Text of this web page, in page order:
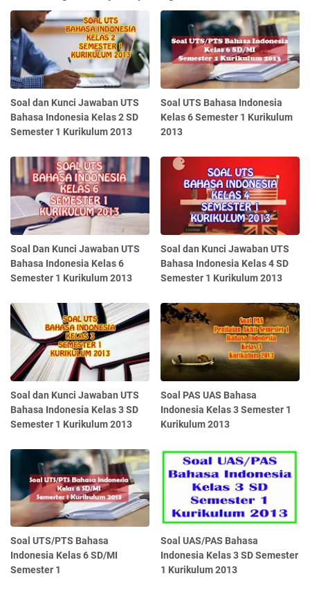
Soal dan Kunci Jawaban UTS
Bahasa Indonesia Kelas 2 SD
Semester 1 Kurikulum 2013
Soal UTS Bahasa Indonesia
Kelas 6 Semester 1 Kurikulum
2013
Soal Dan Kunci Jawaban UTS
Bahasa Indonesia Kelas 6
Semester 1 Kurikulum 2013
Soal dan Kunci Jawaban UTS
Bahasa Indonesia Kelas 4 SD
Semester 1 Kurikulum 2013
Soal dan Kunci Jawaban UTS
Bahasa Indonesia Kelas 3 SD
Semester 1 Kurikulum 2013
Soal PAS UAS Bahasa
Indonesia Kelas 3 Semester 1
Kurikulum 2013
Soal UTS/PTS Bahasa
Indonesia Kelas 6 SD/MI
Semester 1
Soal UAS/PAS Bahasa
Indonesia Kelas 3 SD Semester
1 Kurikulum 2013